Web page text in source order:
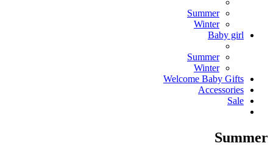
Summer
Winter
Baby girl
Summer
Winter
Welcome Baby Gifts
Accessories
Sale
Summer